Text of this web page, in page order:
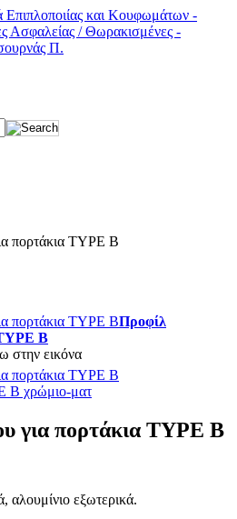
πορτάκια TYPE Β
Προφίλ
Β
στην εικόνα
για πορτάκια TYPE Β
αλουμίνιο εξωτερικά.